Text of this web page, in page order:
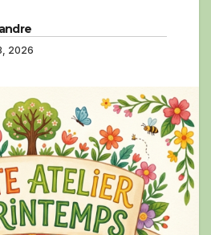
2026